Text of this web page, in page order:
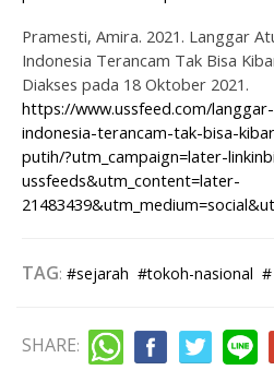
Pramesti, Amira. 2021. Langgar
Indonesia Terancam Tak Bisa
Diakses pada 18 Oktober 2021.
https://www.ussfeed.com/
indonesia-terancam-tak-bisa-
putih/?utm_campaign=later-
ussfeeds&utm_content=later-
TAG: #sejarah #tokoh-nasional #
SHARE: